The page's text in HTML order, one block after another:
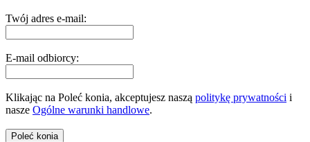
Twój adres e-mail:
E-mail odbiorcy:
Klikając na Poleć konia, akceptujesz naszą politykę prywatności i
nasze Ogólne warunki handlowe.